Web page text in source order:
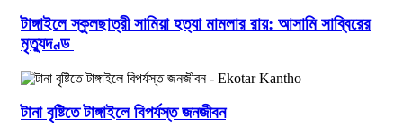
টাঙ্গাইলে স্কুলছাত্রী সামিয়া হত্যা মামলার রায়: আসামি সাব্বিরের
মৃত্যুদণ্ড
টানা বৃষ্টিতে টাঙ্গাইলে বিপর্যস্ত জনজীবন